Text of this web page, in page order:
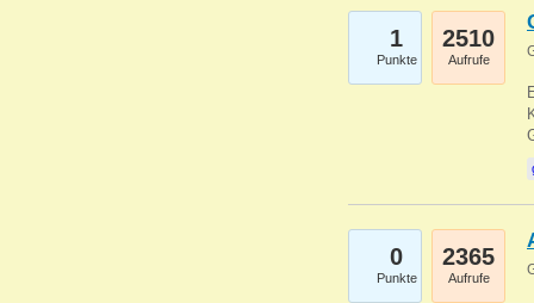
1
Punkte
2510
Aufrufe
0
Punkte
2365
Aufrufe